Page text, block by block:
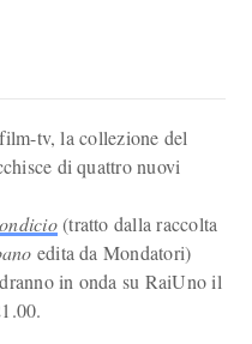
tv, la collezione del
di quattro nuovi
(tratto dalla raccolta
edita da Mondatori)
in onda su RaiUno il